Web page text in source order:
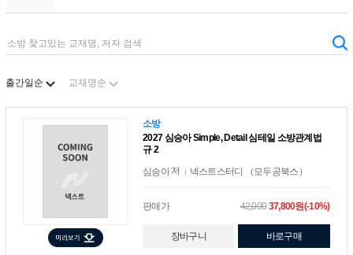
정렬
출간일순 교재명순
소방
2027 심승아 Simple, Detail 심테일 소방관계법
규 2
심승아 저 넥스트스터디 （모두공북스）
판매가 42,00037,800원(-10%)
장바구니 바로구매